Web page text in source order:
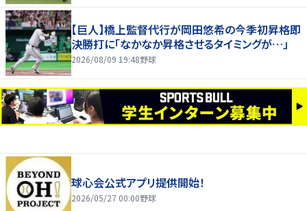
【巨人】橋上監督代行が岡田悠希の今季初昇格即
決勝打に「なかなか昇格させるタイミングが…」
2026/08/09 19:48野球
球心会公式アプリ提供開始！
2026/05/27 00:00野球